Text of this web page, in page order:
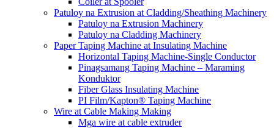
Patuloy na Extrusion at Cladding/Sheathing Machinery
Patuloy na Extrusion Machinery
Patuloy na Cladding Machinery
Paper Taping Machine at Insulating Machine
Horizontal Taping Machine-Single Conductor
Pinagsamang Taping Machine – Maraming
Konduktor
Fiber Glass Insulating Machine
PI Film/Kapton® Taping Machine
Wire at Cable Making Making
Mga wire at cable extruder